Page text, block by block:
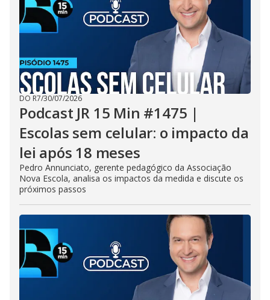
DO R7/30/07/2026
Podcast JR 15 Min #1475 |
Escolas sem celular: o impacto da
lei após 18 meses
Pedro Annunciato, gerente pedagógico da Associação
Nova Escola, analisa os impactos da medida e discute os
próximos passos